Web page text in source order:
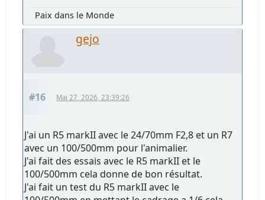
Paix dans le Monde
gejo
#16 Mai 27, 2026, 23:39:26
J'ai un R5 markII avec le 24/70mm F2,8 et un R7
avec un 100/500mm pour l'animalier.
J'ai fait des essais avec le R5 markII et le
100/500mm cela donne de bon résultat.
J'ai fait un test du R5 markII avec le